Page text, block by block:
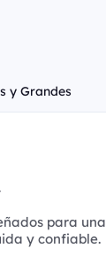
y Grandes
para una
y confiable.